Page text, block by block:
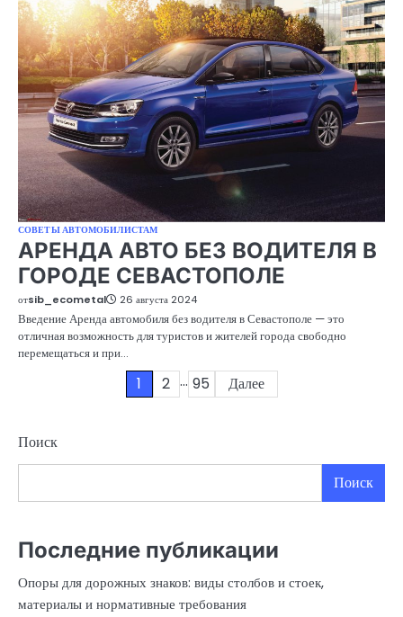
СОВЕТЫ АВТОМОБИЛИСТАМ
АРЕНДА АВТО БЕЗ ВОДИТЕЛЯ В
ГОРОДЕ СЕВАСТОПОЛЕ
отsib_ecometal 26 августа 2024
Введение Аренда автомобиля без водителя в Севастополе — это
отличная возможность для туристов и жителей города свободно
перемещаться и при…
1 2 … 95 Далее
Поиск
Поиск
Последние публикации
Опоры для дорожных знаков: виды столбов и стоек,
материалы и нормативные требования